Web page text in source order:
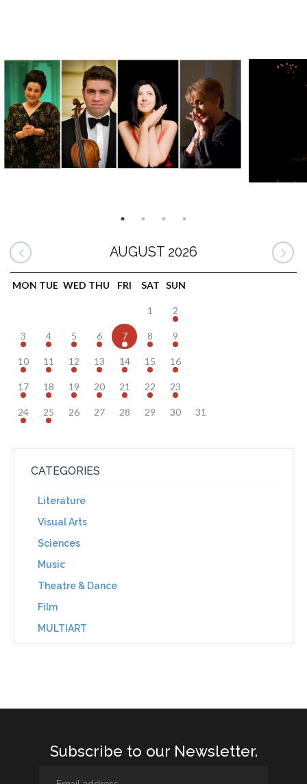
AUGUST 2026
MON TUE WED THU FRI SAT SUN
1 2
3 4 5 6 7 8 9
10 11 12 13 14 15 16
17 18 19 20 21 22 23
24 25 26 27 28 29 30 31
CATEGORIES
Literature
Visual Arts
Sciences
Music
Theatre & Dance
Film
MULTIART
Subscribe to our Newsletter.